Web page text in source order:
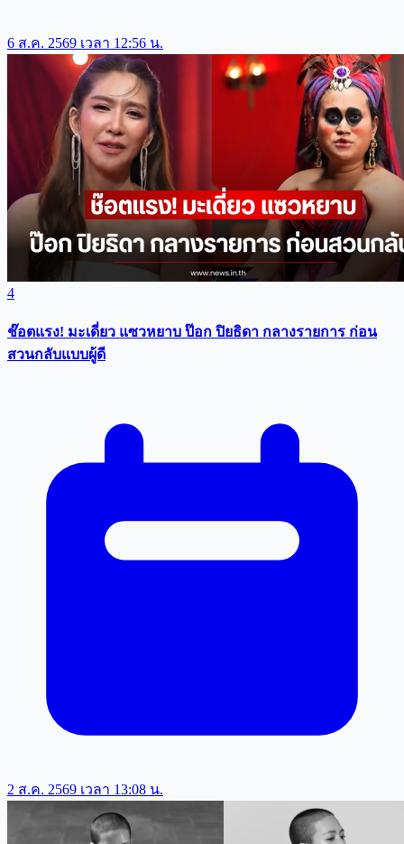
6 ส.ค. 2569 เวลา 12:56 น.
4
ช๊อตแรง! มะเดี่ยว แซวหยาบ ป๊อก ปิยธิดา กลางรายการ ก่อน
สวนกลับแบบผู้ดี
2 ส.ค. 2569 เวลา 13:08 น.